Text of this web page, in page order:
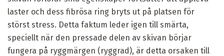
laster och dess fibrösa ring bryts ut på platsen för
störst stress. Detta faktum leder igen till smärta,
speciellt när den pressade delen av skivan börjar
fungera på ryggmärgen (ryggrad), är detta orsaken till